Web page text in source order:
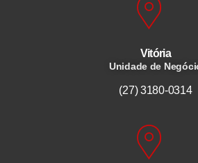
Vitória
Unidade de
(27) 3180-0314